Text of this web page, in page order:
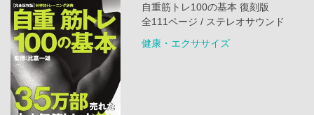
自重筋トレ100の基本 復刻版
全111ページ / ステレオサウンド
健康・エクササイズ